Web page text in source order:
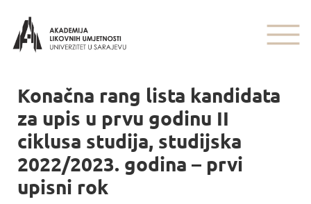
Konačna rang lista kandidata
za upis u prvu godinu II
ciklusa studija, studijska
2022/2023. godina – prvi
upisni rok